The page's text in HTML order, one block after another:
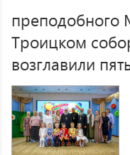
преподобного
Троицком
возглавили